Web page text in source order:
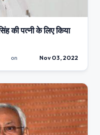
की पत्नी के लिए किया
on Nov 03, 2022